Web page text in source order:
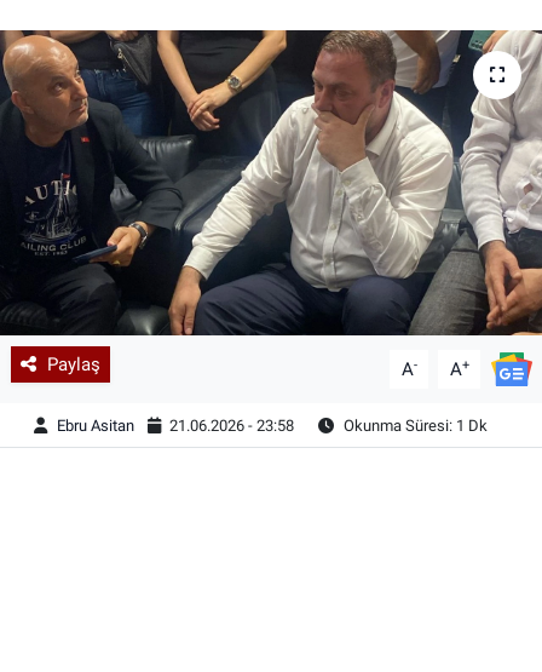
Paylaş A- A+
Ebru Asitan 21.06.2026 - 23:58 Okunma Süresi: 1 Dk